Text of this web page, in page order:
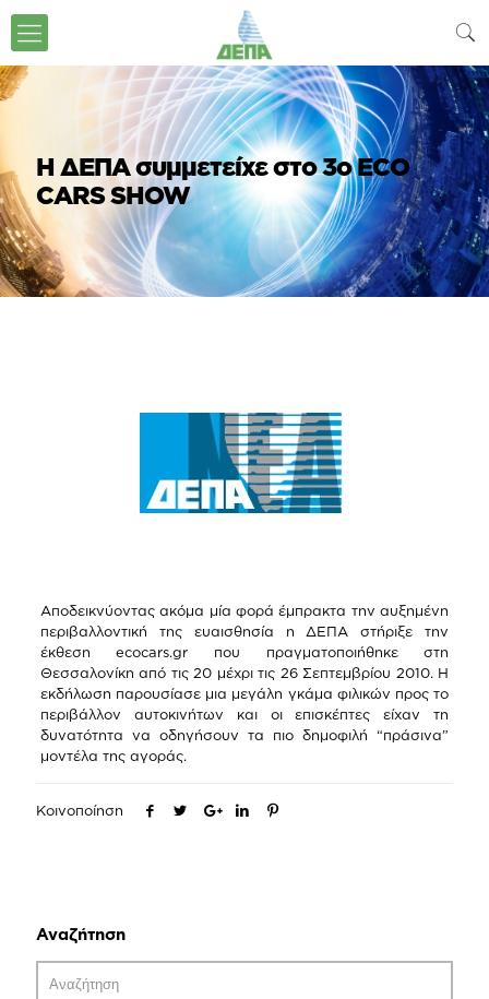
H ΔΕΠΑ συμμετείχε στο 3ο ECO
CARS SHOW
Αποδεικνύοντας ακόμα μία φορά έμπρακτα την αυξημένη
περιβαλλοντική της ευαισθησία η ΔΕΠΑ στήριξε την
έκθεση ecocars.gr που πραγματοποιήθηκε στη
Θεσσαλονίκη από τις 20 μέχρι τις 26 Σεπτεμβρίου 2010. Η
εκδήλωση παρουσίασε μια μεγάλη γκάμα φιλικών προς το
περιβάλλον αυτοκινήτων και οι επισκέπτες είχαν τη
δυνατότητα να οδηγήσουν τα πιο δημοφιλή “πράσινα”
μοντέλα της αγοράς.
Κοινοποίηση
Αναζήτηση